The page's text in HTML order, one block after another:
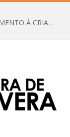
CHAMAMENTO PÚBLICO Nº 01/2026 – FOMENTO À CRIAÇÃO E A CIRCULAÇÃO DE PRODUÇÕES CULTURAIS – Aldir Blanc